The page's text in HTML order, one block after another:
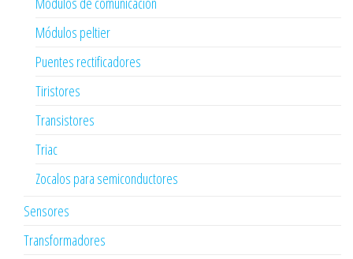
Módulos peltier
Puentes rectificadores
Tiristores
Transistores
Triac
Zocalos para semiconductores
Sensores
Transformadores